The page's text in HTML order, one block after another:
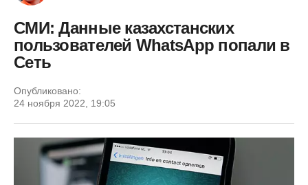
СМИ: Данные казахстанских
пользователей WhatsApp попали в
Сеть
Опубликовано:
24 ноября 2022, 19:05